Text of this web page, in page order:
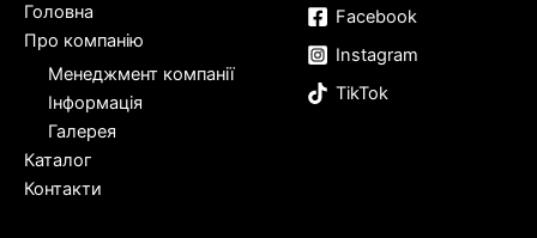
Головна
Про компанію
Менеджмент компанії
Інформація
Галерея
Каталог
Контакти
Facebook
Instagram
TikTok